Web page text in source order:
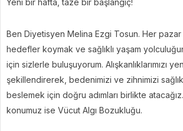
Ben Diyetisyen Melina Ezgi Tosun. Her pazar
hedefler koymak ve sağlıklı yaşam
için sizlerle buluşuyorum. Alışkanlıklarımızı
şekillendirerek, bedenimizi ve zihnimizi
beslemek için doğru adımları birlikte
konumuz ise Vücut Algı Bozukluğu.